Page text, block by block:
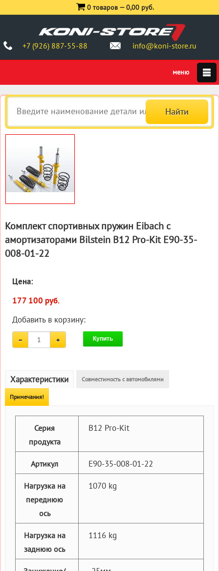
+7 (926) 887-55-88 info@koni-store.ru
0 товаров —0,00 руб.
Комплект спортивных пружин Eibach с
амортизаторами Bilstein B12 Pro-Kit E90-35-
008-01-22
Цена:
177 100 руб.
Добавить в корзину:
Купить
Характеристики Совместимость с автомобилями
Примечания!
Серия
продукта
B12 Pro-Kit
Артикул E90-35-008-01-22
Нагрузка на
переднюю
ось
1070 kg
Нагрузка на
заднюю ось
1116 kg